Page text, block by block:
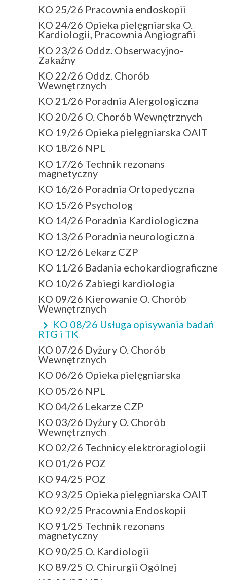
KO 25/26 Pracownia endoskopii
KO 24/26 Opieka pielęgniarska O.
Kardiologii, Pracownia Angiografii
KO 23/26 Oddz. Obserwacyjno-
Zakaźny
KO 22/26 Oddz. Chorób
Wewnętrznych
KO 21/26 Poradnia Alergologiczna
KO 20/26 O. Chorób Wewnętrznych
KO 19/26 Opieka pielęgniarska OAIT
KO 18/26 NPL
KO 17/26 Technik rezonans
magnetyczny
KO 16/26 Poradnia Ortopedyczna
KO 15/26 Psycholog
KO 14/26 Poradnia Kardiologiczna
KO 13/26 Poradnia neurologiczna
KO 12/26 Lekarz CZP
KO 11/26 Badania echokardiograficzne
KO 10/26 Zabiegi kardiologia
KO 09/26 Kierowanie O. Chorób
Wewnętrznych
KO 08/26 Usługa opisywania badań
RTG i TK
KO 07/26 Dyżury O. Chorób
Wewnętrznych
KO 06/26 Opieka pielęgniarska
KO 05/26 NPL
KO 04/26 Lekarze CZP
KO 03/26 Dyżury O. Chorób
Wewnętrznych
KO 02/26 Technicy elektroragiologii
KO 01/26 POZ
KO 94/25 POZ
KO 93/25 Opieka pielęgniarska OAIT
KO 92/25 Pracownia Endoskopii
KO 91/25 Technik rezonans
magnetyczny
KO 90/25 O. Kardiologii
KO 89/25 O. Chirurgii Ogólnej